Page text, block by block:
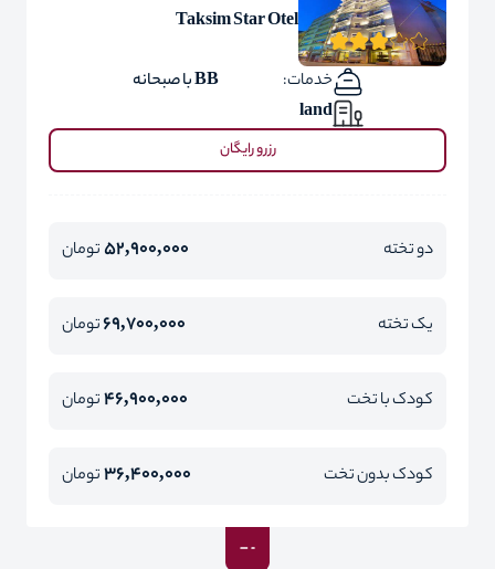
Taksim Star Otel
خدمات:
BB با صبحانه
land
رزرو رایگان
دو تخته 52,900,000تومان
یک تخته 69,700,000تومان
کودک با تخت 46,900,000تومان
کودک بدون تخت 36,400,000تومان